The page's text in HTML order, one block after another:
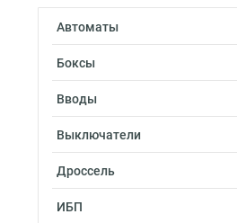
Автоматы
Боксы
Вводы
Выключатели
Дроссель
ИБП